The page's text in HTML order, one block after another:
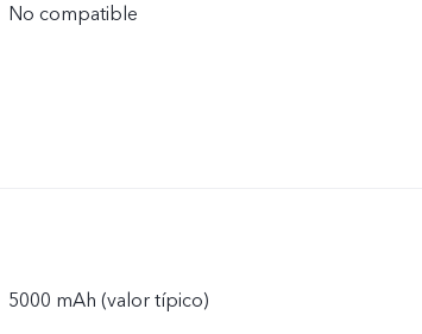
No compatible
5000 mAh (valor típico)